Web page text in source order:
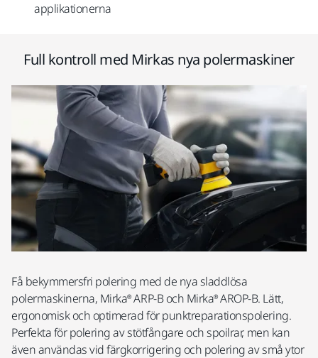
applikationerna
Full kontroll med Mirkas nya polermaskiner
Få bekymmersfri polering med de nya sladdlösa
polermaskinerna, Mirka® ARP-B och Mirka® AROP-B. Lätt,
ergonomisk och optimerad för punktreparationspolering.
Perfekta för polering av stötfångare och spoilrar, men kan
även användas vid färgkorrigering och polering av små ytor